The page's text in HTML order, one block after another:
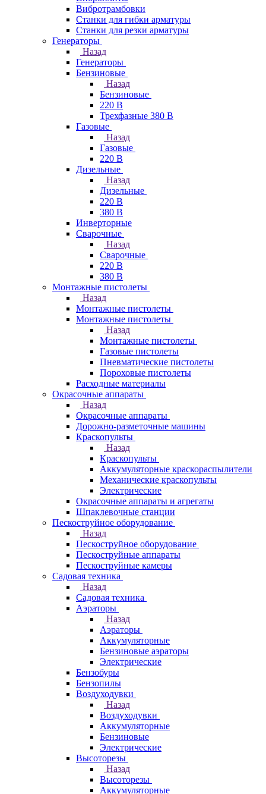
Вибротрамбовки
Станки для гибки арматуры
Станки для резки арматуры
Генераторы
Назад
Генераторы
Бензиновые
Назад
Бензиновые
220 В
Трехфазные 380 В
Газовые
Назад
Газовые
220 В
Дизельные
Назад
Дизельные
220 В
380 В
Инверторные
Сварочные
Назад
Сварочные
220 В
380 В
Монтажные пистолеты
Назад
Монтажные пистолеты
Монтажные пистолеты
Назад
Монтажные пистолеты
Газовые пистолеты
Пневматические пистолеты
Пороховые пистолеты
Расходные материалы
Окрасочные аппараты
Назад
Окрасочные аппараты
Дорожно-разметочные машины
Краскопульты
Назад
Краскопульты
Аккумуляторные краскораспылители
Механические краскопульты
Электрические
Окрасочные аппараты и агрегаты
Шпаклевочные станции
Пескоструйное оборудование
Назад
Пескоструйное оборудование
Пескоструйные аппараты
Пескоструйные камеры
Садовая техника
Назад
Садовая техника
Аэраторы
Назад
Аэраторы
Аккумуляторные
Бензиновые аэраторы
Электрические
Бензобуры
Бензопилы
Воздуходувки
Назад
Воздуходувки
Аккумуляторные
Бензиновые
Электрические
Высоторезы
Назад
Высоторезы
Аккумуляторные